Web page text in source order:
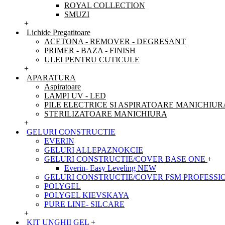
ROYAL COLLECTION
SMUZI
+
Lichide Pregatitoare
ACETONA - REMOVER - DEGRESANT
PRIMER - BAZA - FINISH
ULEI PENTRU CUTICULE
+
APARATURA
Aspiratoare
LAMPI UV - LED
PILE ELECTRICE SI ASPIRATOARE
STERILIZATOARE MANICHIURA
+
GELURI CONSTRUCTIE
EVERIN
GELURI ALLEPAZNOKCIE
GELURI CONSTRUCTIE/COVER BASE ONE +
Everin- Easy Leveling NEW
GELURI CONSTRUCTIE/COVER FSM
POLYGEL
POLYGEL KIEVSKAYA
PURE LINE- SILCARE
+
KIT UNGHII GEL +